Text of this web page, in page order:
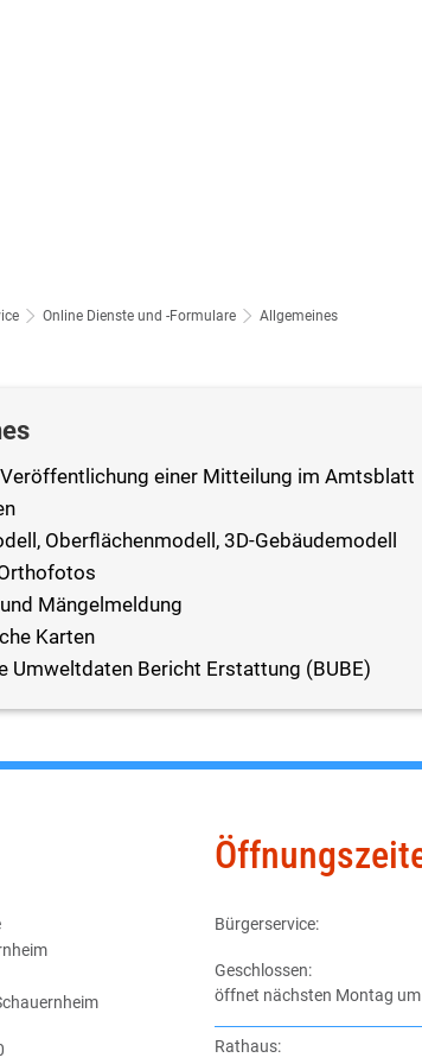
Online Dienste und -Formulare Allgemeines
einer Mitteilung im Amtsblatt
Oberflächenmodell, 3D-Gebäudemodell
Mängelmeldung
Karten
Umweltdaten Bericht Erstattung (BUBE)
Bürgerservice:
Klicken, um weitere
Geschlossen:
öffnet nächsten Montag um
Rathaus: